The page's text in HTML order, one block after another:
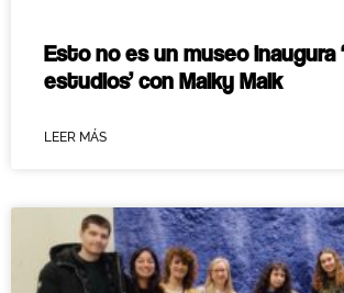
Esto no es un museo inaugura
estudios’ con Maiky Maik
LEER MÁS